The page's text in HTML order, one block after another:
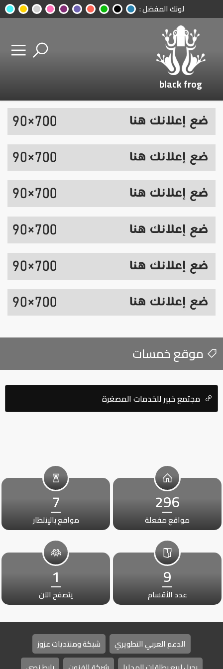
لونك المفضل :
black frog
موقع خمسات
مجتمع خبير للخدمات المصغرة
296
مواقع مفعلة
7
مواقع بالإنتظار
9
عدد الأقسام
1
يتصفح الآن
الدعم العربي التطويري
شبكة ومنتديات عزوز